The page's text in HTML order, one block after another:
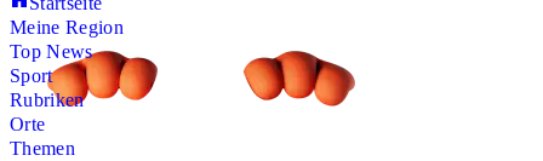
Meine Region
Top News
Sport
Rubriken
Orte
Themen